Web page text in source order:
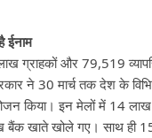
ईनाम
ग्राहकों और 79,519
ने 30 मार्च तक देश के
किया। इन मेलों में 14 लाख
बैंक खाते खोले गए। साथ ही